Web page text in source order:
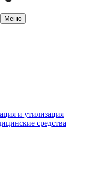
Меню
и утилизация
средства